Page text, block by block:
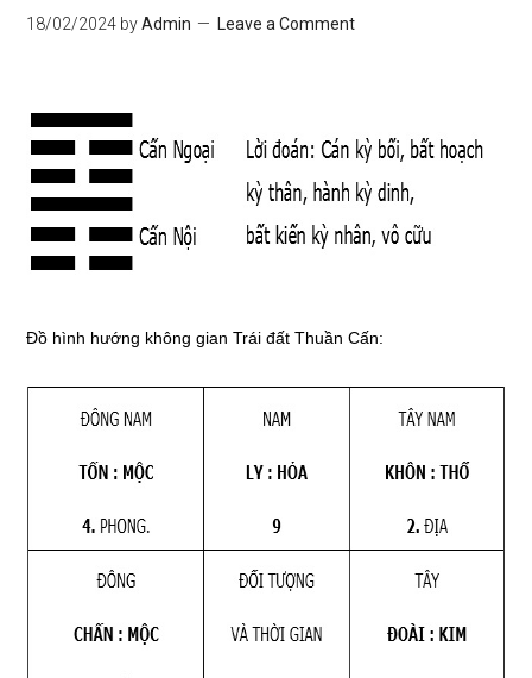
18/02/2024 byAdmin Leave a Comment
Đồ hình hướng không gian Trái đất Thuần Cấn: